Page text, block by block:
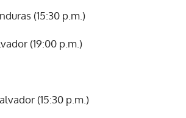
(15:30 p.m.)
(19:00 p.m.)
(15:30 p.m.)